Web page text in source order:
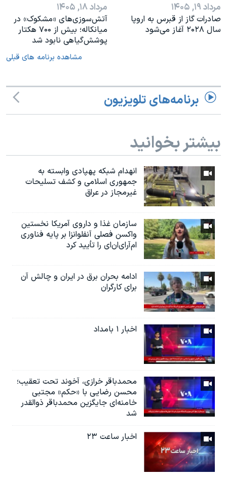
مرداد ۱۹, ۱۴۰۵
صادرات گاز از قبرس به اروپا
سال ۲۰۲۸ آغاز می‌شود
مرداد ۱۸, ۱۴۰۵
آتش‌سوزی‌های «مشکوک» در
میانکاله؛ بیش از ۷۰۰ هکتار
پوشش‌گیاهی نابود شد
مشاهده برنامه های قبلی
برنامه‌های تلویزیون
بیشتر بخوانید
انهدام شبکه پهپادی وابسته به
جمهوری اسلامی و کشف تسلیحات
غیرمجاز در عراق
سازمان غذا و داروی آمریکا نخستین
واکسن فصلی آنفلوانزا بر پایه فناوری
ام‌آر‌ای‌ان‌ای را تأیید کرد
ادامه بحران برق در ایران و چالش آن
برای کارگران
اخبار ۱ بامداد
محمدباقر خرازی، آخوند تحت تعقیب؛
محسن رضایی با «حکم» مجتبی
خامنه‌ای جایگزین محمدباقر ذوالقدر
شد
اخبار ساعت ۲۳